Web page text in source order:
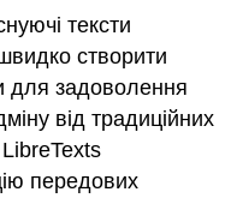
тексти
створити
для задоволення
від традиційних
передових